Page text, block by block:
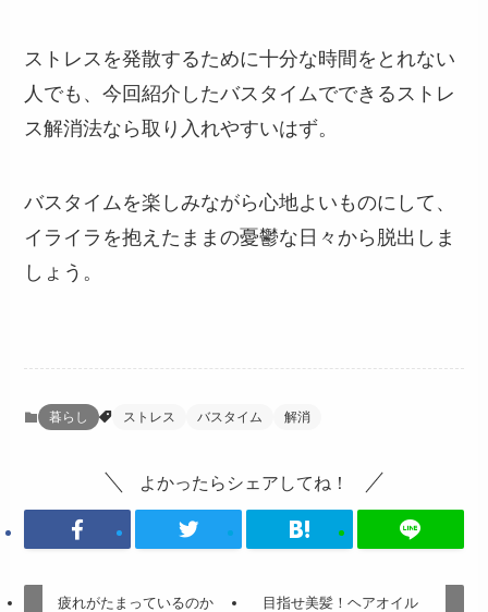
ストレスを発散するために十分な時間をとれない
人でも、今回紹介したバスタイムでできるストレ
ス解消法なら取り入れやすいはず。
バスタイムを楽しみながら心地よいものにして、
イライラを抱えたままの憂鬱な日々から脱出しま
しょう。
暮らし ストレス バスタイム 解消
よかったらシェアしてね！
疲れがたまっているのか
目指せ美髪！ヘアオイル